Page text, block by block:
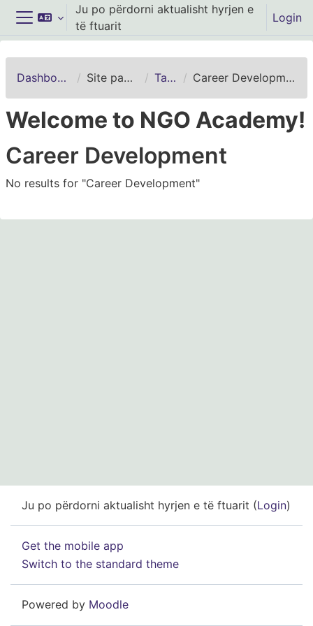
Kalo te përmajtja kryesore
Side panel
Ju po përdorni aktualisht hyrjen e
të ftuarit
Login
Dashboard Site pages Tags Career Development
Welcome to NGO Academy!
Career Development
No results for "Career Development"
Ju po përdorni aktualisht hyrjen e të ftuarit (Login)
Get the mobile app
Switch to the standard theme
Powered by Moodle